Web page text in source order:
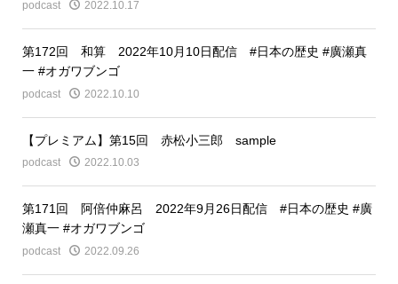
podcast 2022.10.17
第172回 和算 2022年10月10日配信 #日本の歴史 #廣瀬真
一 #オガワブンゴ
podcast 2022.10.10
【プレミアム】第15回 赤松小三郎 sample
podcast 2022.10.03
第171回 阿倍仲麻呂 2022年9月26日配信 #日本の歴史 #廣
瀬真一 #オガワブンゴ
podcast 2022.09.26